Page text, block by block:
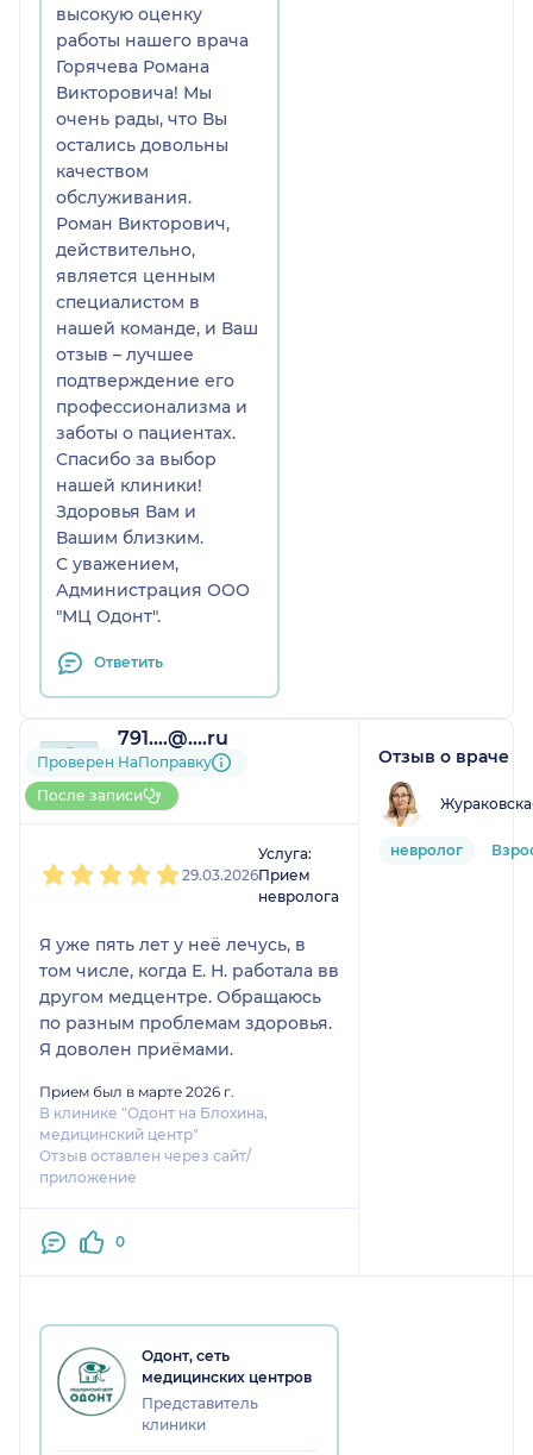
высокую оценку
работы нашего врача
Горячева Романа
Викторовича! Мы
очень рады, что Вы
остались довольны
качеством
обслуживания.
Роман Викторович,
действительно,
является ценным
специалистом в
нашей команде, и Ваш
отзыв – лучшее
подтверждение его
профессионализма и
заботы о пациентах.
Спасибо за выбор
нашей клиники!
Здоровья Вам и
Вашим близким.
С уважением,
Администрация ООО
"МЦ Одонт".
Ответить
791....@....ru
1 отзыв
До 5 записей через
НаПоправку
Проверен НаПоправку
После записи
29.03.2026
Услуга:
Прием
невролога
Я уже пять лет у неё лечусь, в
том числе, когда Е. Н. работала вв
другом медцентре. Обращаюсь
по разным проблемам здоровья.
Я доволен приёмами.
Прием был в марте 2026 г.
В клинике "Одонт на Блохина,
медицинский центр"
Отзыв оставлен через сайт/
приложение
0
Отзыв о враче
невролог
Одонт, сеть
медицинских центров
Представитель
клиники